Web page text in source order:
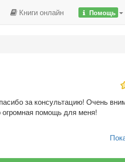
Книги онлайн Помощь
за консультацию! Очень
огромная помощь для меня!